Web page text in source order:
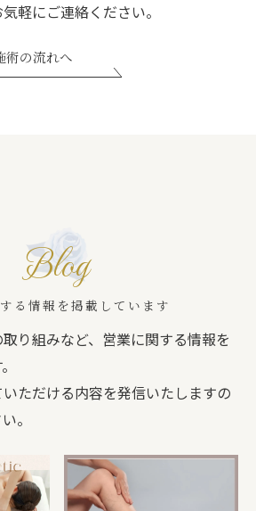
軽にご連絡ください。
術の流れへ
る情報を掲載しています
Blog
り組みなど、営業に関する情報を
ただける内容を発信いたしますの
。